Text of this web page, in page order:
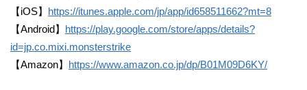
【iOS】 https://itunes.apple.com/jp/app/id658511662?mt=8
【Android】 https://play.google.com/store/apps/details?
id=jp.co.mixi.monsterstrike
【Amazon】 https://www.amazon.co.jp/dp/B01M09D6KY/